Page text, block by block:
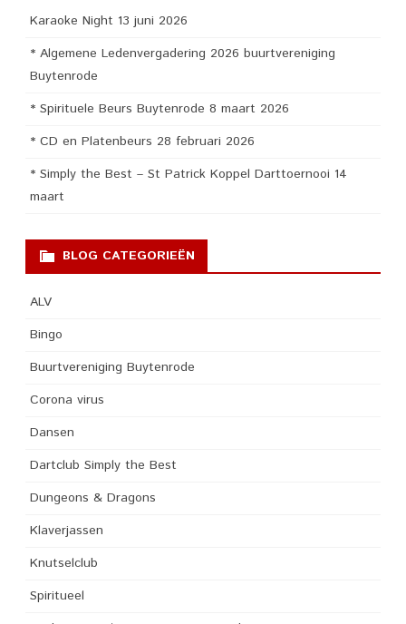
Karaoke Night 13 juni 2026
* Algemene Ledenvergadering 2026 buurtvereniging
Buytenrode
* Spirituele Beurs Buytenrode 8 maart 2026
* CD en Platenbeurs 28 februari 2026
* Simply the Best – St Patrick Koppel Darttoernooi 14
maart
BLOG CATEGORIEËN
ALV
Bingo
Buurtvereniging Buytenrode
Corona virus
Dansen
Dartclub Simply the Best
Dungeons & Dragons
Klaverjassen
Knutselclub
Spiritueel